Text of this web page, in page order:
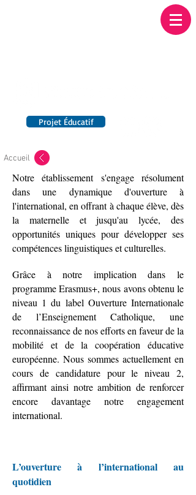
Projet Éducatif
Accueil
Notre établissement s'engage résolument
dans une dynamique d'ouverture à
l'international, en offrant à chaque élève, dès
la maternelle et jusqu'au lycée, des
opportunités uniques pour développer ses
compétences linguistiques et culturelles.
Grâce à notre implication dans le
programme Erasmus+, nous avons obtenu le
niveau 1 du label Ouverture Internationale
de l’Enseignement Catholique, une
reconnaissance de nos efforts en faveur de la
mobilité et de la coopération éducative
européenne. Nous sommes actuellement en
cours de candidature pour le niveau 2,
affirmant ainsi notre ambition de renforcer
encore davantage notre engagement
international.
L’ouverture à l’international au
quotidien